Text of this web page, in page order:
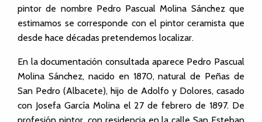
pintor de nombre Pedro Pascual Molina Sánchez que
estimamos se corresponde con el pintor ceramista que
desde hace décadas pretendemos localizar.
En la documentación consultada aparece Pedro Pascual
Molina Sánchez, nacido en 1870, natural de Peñas de
San Pedro (Albacete), hijo de Adolfo y Dolores, casado
con Josefa García Molina el 27 de febrero de 1897. De
profesión pintor, con residencia en la calle San Esteban